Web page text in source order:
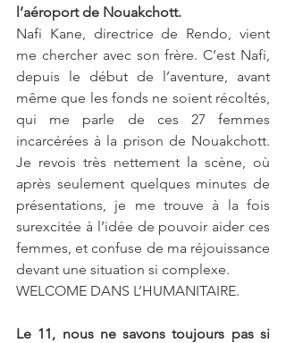
l’aéroport de Nouakchott.
Nafi Kane, directrice de Rendo, vient
me chercher avec son frère. C’est Nafi,
depuis le début de l’aventure, avant
même que les fonds ne soient récoltés,
qui me parle de ces 27 femmes
incarcérées à la prison de Nouakchott.
Je revois très nettement la scène, où
après seulement quelques minutes de
présentations, je me trouve à la fois
surexcitée à l’idée de pouvoir aider ces
femmes, et confuse de ma réjouissance
devant une situation si complexe.
WELCOME DANS L’HUMANITAIRE.
Le 11, nous ne savons toujours pas si